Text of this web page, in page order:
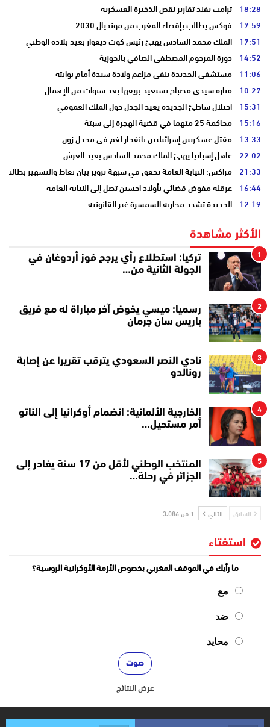
18:28 ترامب يفند تقارير نقص الذخيرة العسكرية
17:59 فوكس يطالب بإقصاء المغرب من مونديال 2030
17:51 الملك محمد السادس يهنئ رئيس كوت ديفوار بعيد بلاده الوطني
14:52 دورة المرحوم المصطفى الصافي بالحوزية
11:06 مستشفى الجديدة ينفي مزاعم ولادة سيدة أمام بوابته
10:27 منارة سيدي مصباح تستعيد بريقها بعد سنوات من الإهمال
15:31 احتلال شاطئ الجديدة يعيد الجدل حول الملك العمومي
15:16 محاكمة 25 متهما في قضية الهجرة إلى سبتة
13:33 مقتل عسكريين إسرائيليين بانفجار لغم في مجدل زون
22:02 عاهل إسبانيا يهنئ الملك محمد السادس بعيد العرش
21:33 مراكش: النيابة العامة تحقق في شبهة تزوير بيان نقاط والتشهير بطالب
16:44 عرقلة مفوض قضائي بأولاد احسين تصل إلى النيابة العامة
12:19 الجديدة تشدد محاربة السمسرة غير القانونية
الأكثر مشاهدة
1
تركيا: استطلاع رأي يرجح فوز أردوغان في
الجولة الثانية من…
2
رسميا: ميسي يخوض آخر مباراة له مع فريق
باريس سان جرمان
3
نادي النصر السعودي يترقب تقريرا عن إصابة
رونالدو
4
الخارجية الألمانية: انضمام أوكرانيا إلى الناتو
أمر مستحيل…
5
المنتخب الوطني لأقل من 17 سنة يغادر إلى
الجزائر في رحلة…
السابق التالي 1 من 3٬086
استفتاء
ما رأيك في الموقف المغربي بخصوص الأزمة الأوكرانية الروسية؟
مع
ضد
محايد
عرض النتائج